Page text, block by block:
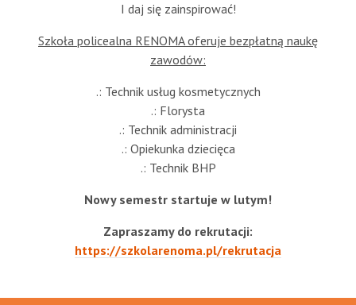
I daj się zainspirować!
Szkoła policealna RENOMA oferuje bezpłatną naukę
zawodów:
.: Technik usług kosmetycznych
.: Florysta
.: Technik administracji
.: Opiekunka dziecięca
.: Technik BHP
Nowy semestr startuje w lutym!
Zapraszamy do rekrutacji:
https://szkolarenoma.pl/rekrutacja